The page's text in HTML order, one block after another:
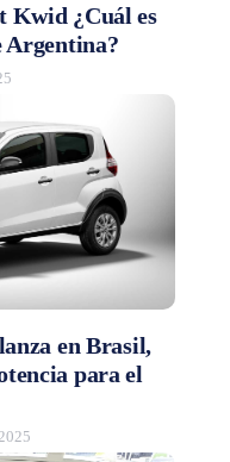
Kwid ¿Cuál es
Argentina?
en Brasil,
para el